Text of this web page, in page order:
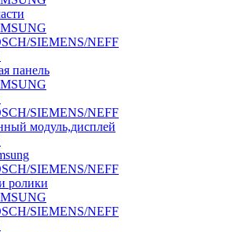
SIEMENS/NEFF
панель
SIEMENS/NEFF
модуль,дисплей
SIEMENS/NEFF
ролики
SIEMENS/NEFF